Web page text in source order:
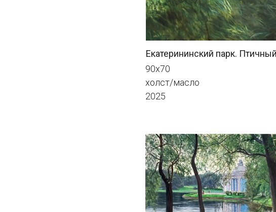
Екатерининский парк. Павильон «Грот»
50х100
холст/масло
2025